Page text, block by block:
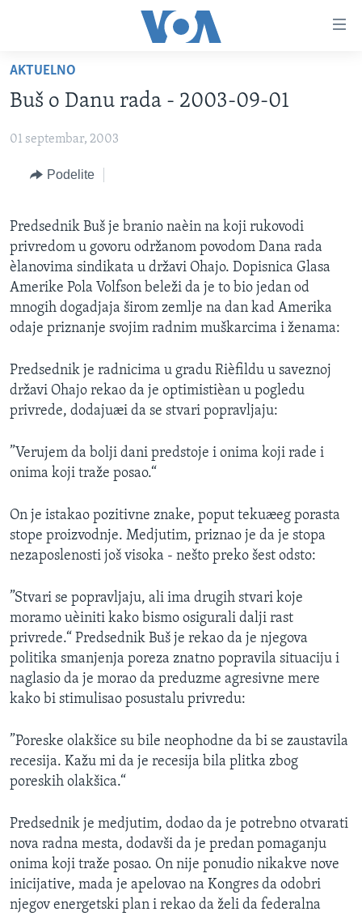
glavni
sadržaj
na
navigaciju
na
pretragu
AMERIKA
BALKAN
EKONOMIJA
NAUKA I TEHNOLOGIJA
MEDICINA
KULTURA
SPORT
INTERVJU
TV PROGRAM
OTVORENI STUDIO
Learning English
PRATITE NAS
Jezici
AKTUELNO
Buš o Danu rada - 2003-09-01
01 septembar, 2003
Podelite
Predsednik Buš je branio naèin na koji rukovodi
privredom u govoru održanom povodom Dana rada
èlanovima sindikata u državi Ohajo. Dopisnica Glasa
Amerike Pola Volfson beleži da je to bio jedan od
mnogih dogadjaja širom zemlje na dan kad Amerika
odaje priznanje svojim radnim muškarcima i ženama:
Predsednik je radnicima u gradu Rièfildu u saveznoj
državi Ohajo rekao da je optimistièan u pogledu
privrede, dodajuæi da se stvari popravljaju:
”Verujem da bolji dani predstoje i onima koji rade i
onima koji traže posao.“
On je istakao pozitivne znake, poput tekuæeg porasta
stope proizvodnje. Medjutim, priznao je da je stopa
nezaposlenosti još visoka - nešto preko šest odsto:
”Stvari se popravljaju, ali ima drugih stvari koje
moramo uèiniti kako bismo osigurali dalji rast
privrede.“ Predsednik Buš je rekao da je njegova
politika smanjenja poreza znatno popravila situaciju i
naglasio da je morao da preduzme agresivne mere
kako bi stimulisao posustalu privredu:
”Poreske olakšice su bile neophodne da bi se zaustavila
recesija. Kažu mi da je recesija bila plitka zbog
poreskih olakšica.“
Predsednik je medjutim, dodao da je potrebno otvarati
nova radna mesta, dodavši da je predan pomaganju
onima koji traže posao. On nije ponudio nikakve nove
inicijative, mada je apelovao na Kongres da odobri
njegov energetski plan i rekao da želi da federalna